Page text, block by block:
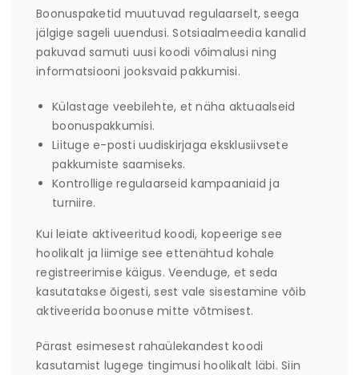
Boonuspaketid muutuvad regulaarselt, seega
jälgige sageli uuendusi. Sotsiaalmeedia kanalid
pakuvad samuti uusi koodi võimalusi ning
informatsiooni jooksvaid pakkumisi.
Külastage veebilehte, et näha aktuaalseid
boonuspakkumisi.
Liituge e-posti uudiskirjaga eksklusiivsete
pakkumiste saamiseks.
Kontrollige regulaarseid kampaaniaid ja
turniire.
Kui leiate aktiveeritud koodi, kopeerige see
hoolikalt ja liimige see ettenähtud kohale
registreerimise käigus. Veenduge, et seda
kasutatakse õigesti, sest vale sisestamine võib
aktiveerida boonuse mitte võtmisest.
Pärast esimesest rahaülekandest koodi
kasutamist lugege tingimusi hoolikalt läbi. Siin